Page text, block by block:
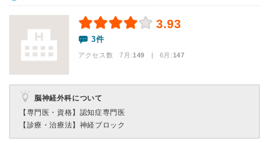
3.93
3件
アクセス数 7月:149 | 6月:147
脳神経外科について
【専門医・資格】 認知症専門医
【診療・治療法】 神経ブロック